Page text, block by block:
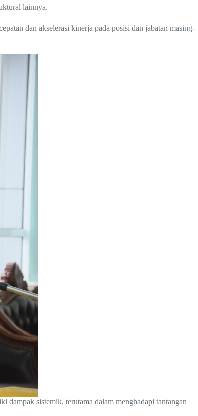
lainnya.
dan akselerasi kinerja pada posisi dan jabatan masing-
dampak sistemik, terutama dalam menghadapi tantangan